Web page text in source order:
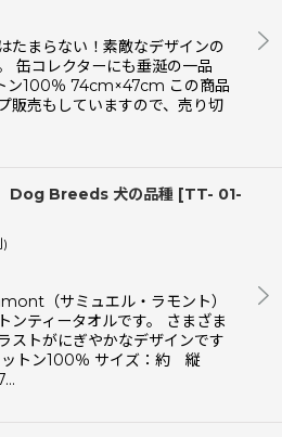
たまらない！素敵なデザインの
缶コレクターにも垂涎の一品
ン100％ 74cm×47cm この商品
販売もしていますので、売り切
Dog Breeds 犬の品種 [TT- 01-
)
（サミュエル・ラモント）
ンティータオルです。 さまざま
ストがにぎやかなデザインです
トン100％ サイズ：約 縦